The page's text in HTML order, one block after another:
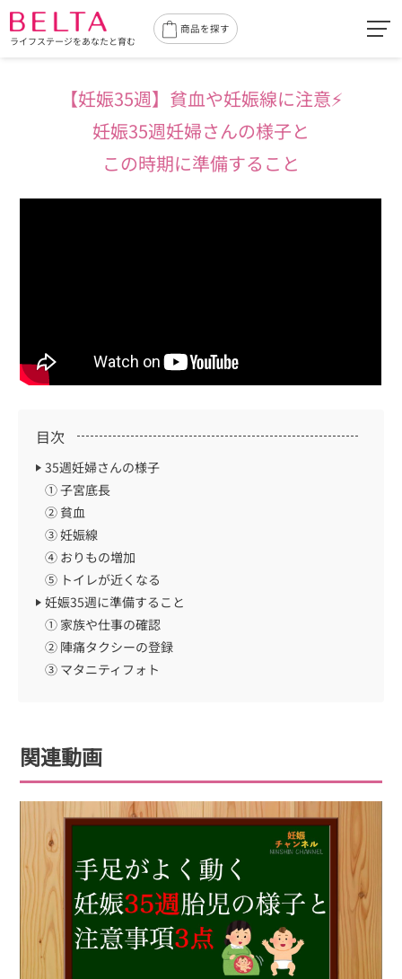
ライフステージをあなたと育む
商品を探す
【妊娠35週】貧血や妊娠線に注意⚡️
妊娠35週妊婦さんの様子と
この時期に準備すること
目次
35週妊婦さんの様子
① 子宮底長
② 貧血
③ 妊娠線
④ おりもの増加
⑤ トイレが近くなる
妊娠35週に準備すること
① 家族や仕事の確認
② 陣痛タクシーの登録
③ マタニティフォト
関連動画